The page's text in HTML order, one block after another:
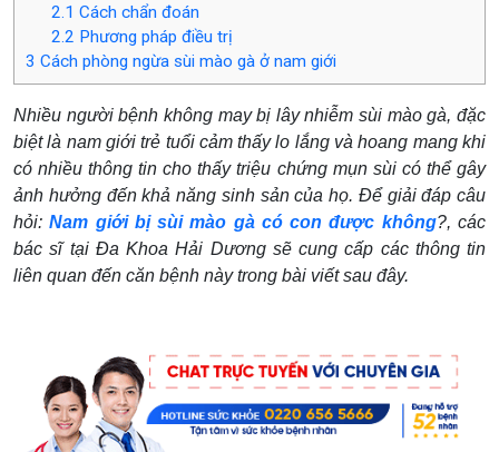
2.1 Cách chẩn đoán
2.2 Phương pháp điều trị
3 Cách phòng ngừa sùi mào gà ở nam giới
Nhiều người bệnh không may bị lây nhiễm sùi mào gà, đặc
biệt là nam giới trẻ tuổi cảm thấy lo lắng và hoang mang khi
có nhiều thông tin cho thấy triệu chứng mụn sùi có thể gây
ảnh hưởng đến khả năng sinh sản của họ. Để giải đáp câu
hỏi:Nam giới bị sùi mào gà có con được không?, các
bác sĩ tại Đa Khoa Hải Dương sẽ cung cấp các thông tin
liên quan đến căn bệnh này trong bài viết sau đây.